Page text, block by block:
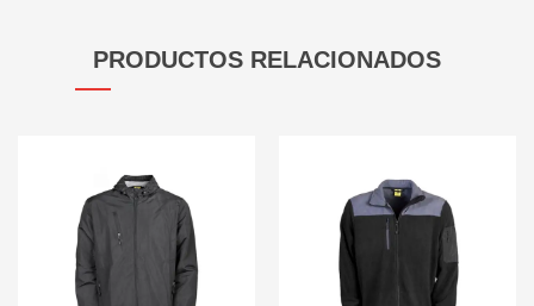
PRODUCTOS RELACIONADOS